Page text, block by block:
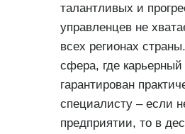
талантливых и
управленцев не
всех регионах
сфера, где
гарантирован
специалисту – если
предприятии, то в